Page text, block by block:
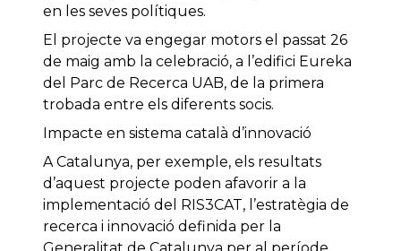
en les seves polítiques.
El projecte va engegar motors el passat 26
de maig amb la celebració, a l’edifici Eureka
del Parc de Recerca UAB, de la primera
trobada entre els diferents socis.
Impacte en sistema català d’innovació
A Catalunya, per exemple, els resultats
d’aquest projecte poden afavorir a la
implementació del RIS3CAT, l’estratègia de
recerca i innovació definida per la